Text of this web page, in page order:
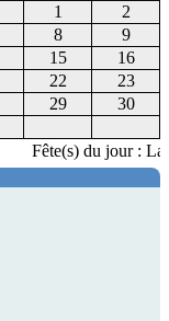
1
2
8
9
15
16
22
23
29
30
Fête(s) du jour :